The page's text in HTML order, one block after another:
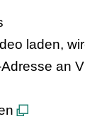
laden,
an